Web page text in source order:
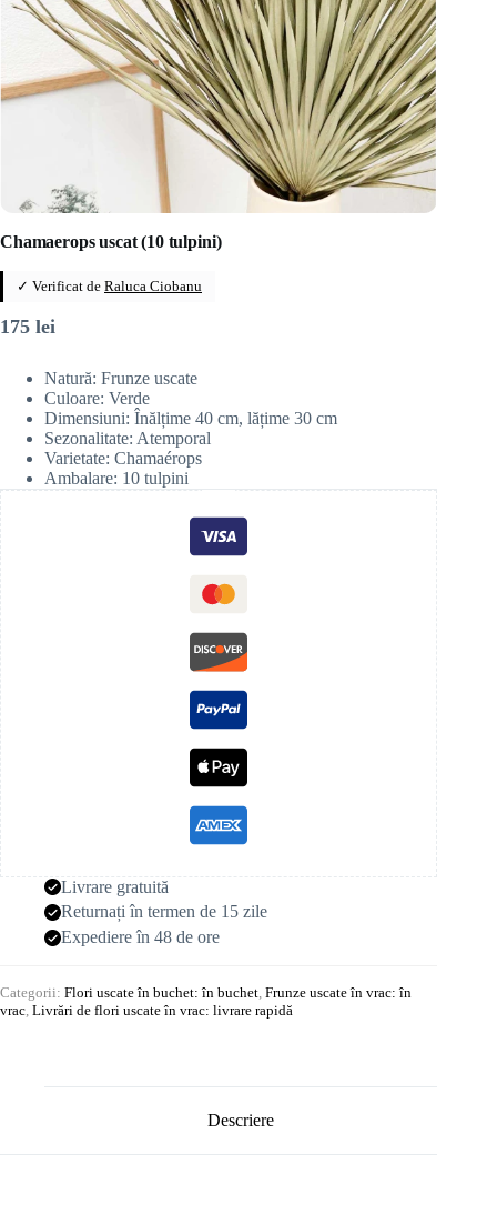
Chamaerops uscat (10 tulpini)
✓ Verificat de Raluca Ciobanu
175 lei
Natură: Frunze uscate
Culoare: Verde
Dimensiuni: Înălțime 40 cm, lățime 30 cm
Sezonalitate: Atemporal
Varietate: Chamaérops
Ambalare: 10 tulpini
Livrare gratuită
Returnați în termen de 15 zile
Expediere în 48 de ore
Categorii: Flori uscate în buchet: în buchet, Frunze uscate în vrac: în
vrac, Livrări de flori uscate în vrac: livrare rapidă
Descriere